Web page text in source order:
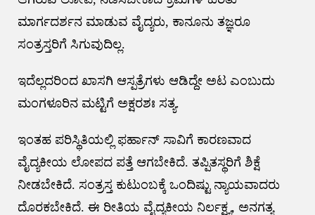
ಮಾರ್ಗದರ್ಶನ ಮಾಡುವ ವೈದ್ಯರು, ಕಾನೂನು ತಜ್ಞರೂ
ಸಂತ್ರಸ್ತರಿಗೆ ಸಿಗುವುದಿಲ್ಲ.
ಇದೆಲ್ಲದರಿಂದ ಖಾಸಗಿ ಆಸ್ಪತ್ರೆಗಳು ಆಡಿದ್ದೇ ಅಟ ಎಂಬುದು
ಮಂಗಳೂರಿನ ಮಟ್ಟಿಗೆ ಅಕ್ಷರಶಃ ಸತ್ಯ.
ಇಂತಹ ಪರಿಸ್ಥಿತಿಯಲ್ಲಿ ಫರ್ಹಾನ್ ಸಾವಿಗೆ ಕಾರಣವಾದ
ವೈದ್ಯಕೀಯ ಲೋಪದ ಪತ್ತೆ ಆಗಬೇಕಿದೆ. ತಪ್ಪಿತಸ್ಥರಿಗೆ ಶಿಕ್ಷೆ
ನೀಡಬೇಕಿದೆ. ಸಂತ್ರಸ್ತ ಕುಟುಂಬಕ್ಕೆ ಒಂದಿಷ್ಟು ನ್ಯಾಯವಾದರು
ದೊರಕಬೇಕಿದೆ. ಈ ರೀತಿಯ ವೈದ್ಯಕೀಯ ನಿರ್ಲಕ್ಷ್ಯ, ಅನಗತ್ಯ